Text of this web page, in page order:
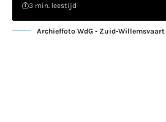
3 min. leestijd
Archieffoto WdG - Zuid-Willemsvaart